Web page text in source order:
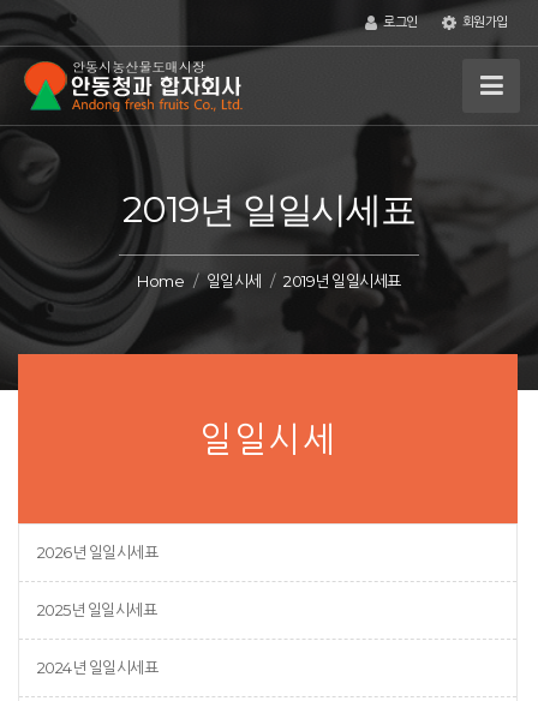
로그인 회원가입
2019년 일일시세표
Home 일일시세 2019년 일일시세표
일일시세
2026년 일일시세표
2025년 일일시세표
2024년 일일시세표